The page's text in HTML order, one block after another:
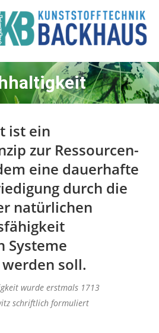
ist ein
zur Ressourcen-
eine dauerhafte
durch die
natürlichen
Systeme
soll.
wurde erstmals 1713
schriftlich formuliert